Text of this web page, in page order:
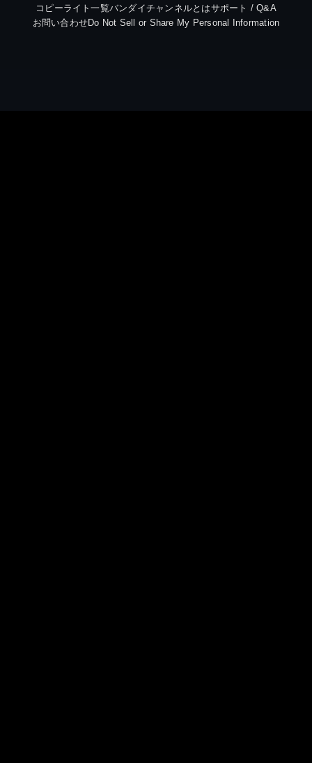
コピーライト一覧バンダイチャンネルとはサポート / Q&A
お問い合わせDo Not Sell or Share My Personal Information